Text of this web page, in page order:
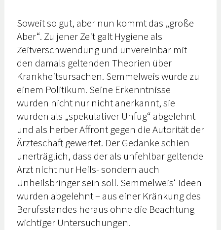
Soweit so gut, aber nun kommt das „große
Aber“. Zu jener Zeit galt Hygiene als
Zeitverschwendung und unvereinbar mit
den damals geltenden Theorien über
Krankheitsursachen. Semmelweis wurde zu
einem Politikum. Seine Erkenntnisse
wurden nicht nur nicht anerkannt, sie
wurden als „spekulativer Unfug“ abgelehnt
und als herber Affront gegen die Autorität der
Ärzteschaft gewertet. Der Gedanke schien
unerträglich, dass der als unfehlbar geltende
Arzt nicht nur Heils- sondern auch
Unheilsbringer sein soll. Semmelweis‘ Ideen
wurden abgelehnt – aus einer Kränkung des
Berufsstandes heraus ohne die Beachtung
wichtiger Untersuchungen.